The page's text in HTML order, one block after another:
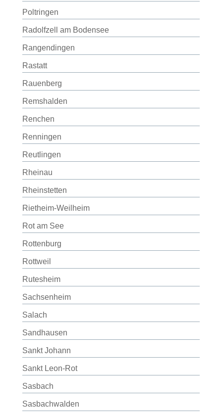
Poltringen
Radolfzell am Bodensee
Rangendingen
Rastatt
Rauenberg
Remshalden
Renchen
Renningen
Reutlingen
Rheinau
Rheinstetten
Rietheim-Weilheim
Rot am See
Rottenburg
Rottweil
Rutesheim
Sachsenheim
Salach
Sandhausen
Sankt Johann
Sankt Leon-Rot
Sasbach
Sasbachwalden